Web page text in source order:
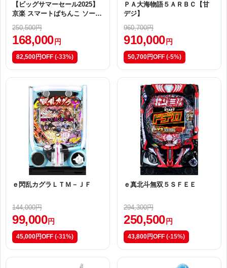
【ビッグサマーセール2025】
京楽 スマートぱちんこ ソード
ンコ実機 [スマパチ] [枠
名：新枠 ｅＳＡＯ] [4ch対
応]No.ps0724
250,500円
168,000 円
82,500円OFF (-33%)
ＰＡ大海物語５ＡＲＢＣ【甘
デジ】
960,700円
910,000 円
50,700円OFF (-5%)
ｅ閃乱カグラＬＴＭ－ＪＦ
144,000円
99,000 円
45,000円OFF (-31%)
ｅ真北斗無双５ＳＦＥＥ
294,300円
250,500 円
43,800円OFF (-15%)